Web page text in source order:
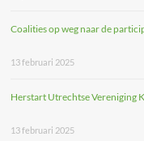
Coalities op weg naar de
13 februari 2025
Herstart Utrechtse Vereniging
13 februari 2025